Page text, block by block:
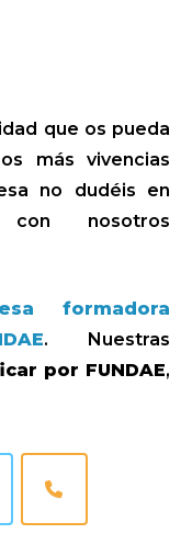
que os pueda
más vivencias
no dudéis en
nosotros
formadora
. Nuestras
por FUNDAE,